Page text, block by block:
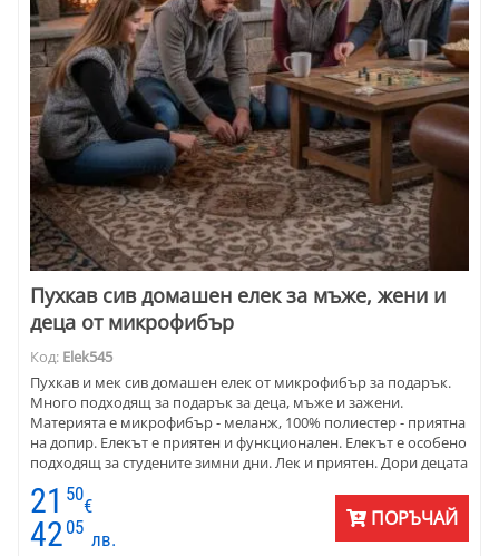
Пухкав сив домашен елек за мъже, жени и
деца от микрофибър
Код: Elek545
Пухкав и мек сив домашен елек от микрофибър за подарък.
Много подходящ за подарък за деца, мъже и зажени.
Материята е микрофибър - меланж, 100% полиестер - приятна
на допир. Елекът е приятен и функционален. Елекът е особено
подходящ за студените зимни дни. Лек и приятен. Дори децата
го носят с удоволствие.
21 50
€
42 05
лв.
ПОРЪЧАЙ